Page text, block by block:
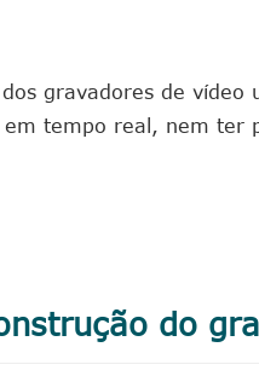
gravadores de vídeo
tempo real, nem ter
do